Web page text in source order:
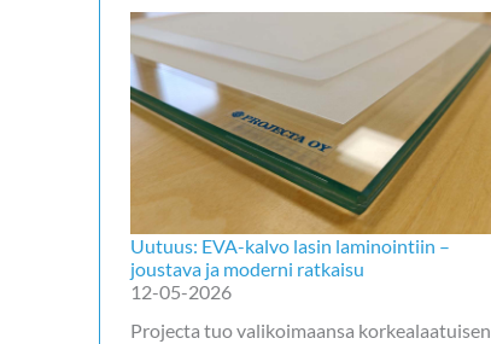
Uutuus: EVA-kalvo lasin laminointiin –
joustava ja moderni ratkaisu
12-05-2026
Projecta tuo valikoimaansa korkealaatuisen